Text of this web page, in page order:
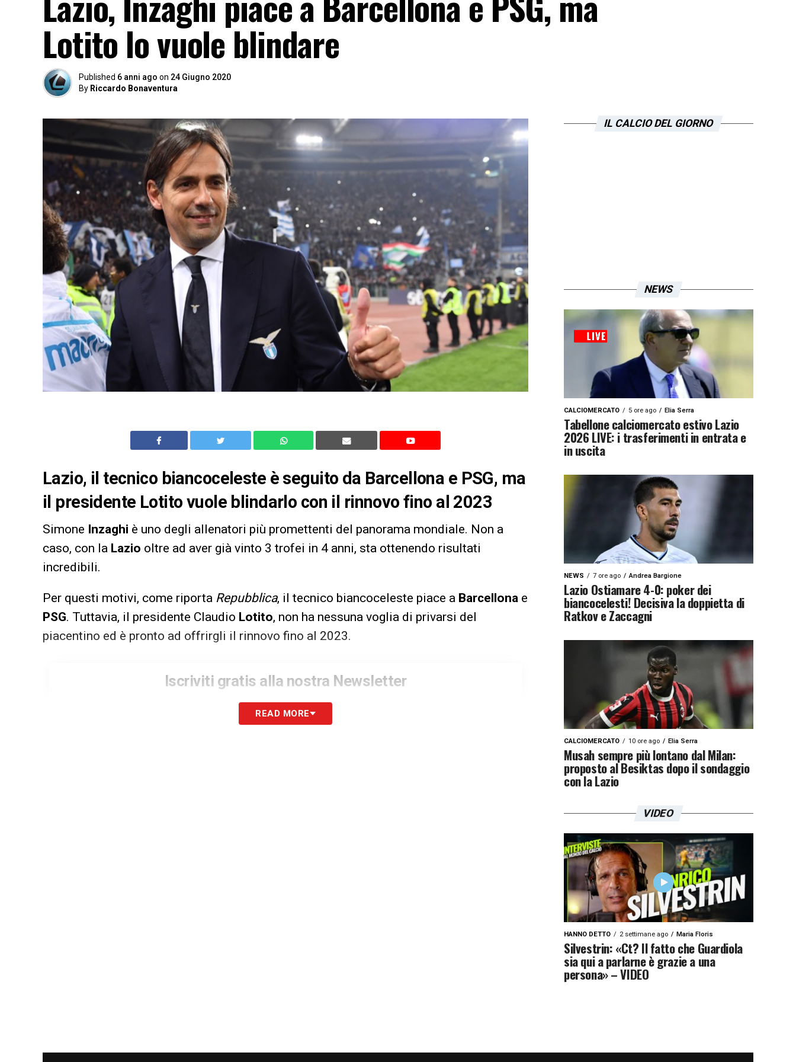
Lotito lo vuole blindare
Published 6 anni ago on 24 Giugno 2020
By Riccardo Bonaventura
Lazio, il tecnico biancoceleste è seguito da Barcellona e PSG, ma
il presidente Lotito vuole blindarlo con il rinnovo fino al 2023
Simone Inzaghi è uno degli allenatori più promettenti del panorama mondiale. Non a
caso, con la Lazio oltre ad aver già vinto 3 trofei in 4 anni, sta ottenendo risultati
incredibili.
Per questi motivi, come riporta Repubblica, il tecnico biancoceleste piace a Barcellona e
PSG. Tuttavia, il presidente Claudio Lotito, non ha nessuna voglia di privarsi del
piacentino ed è pronto ad offrirgli il rinnovo fino al 2023.
Iscriviti gratis alla nostra Newsletter
ISCRIVIMI
READ MORE
IL CALCIO DEL GIORNO
NEWS
CALCIOMERCATO 5 ore ago Elia Serra
Tabellone calciomercato estivo Lazio
2026 LIVE: i trasferimenti in entrata e
in uscita
NEWS 7 ore ago Andrea Bargione
Lazio Ostiamare 4-0: poker dei
biancocelesti! Decisiva la doppietta di
Ratkov e Zaccagni
CALCIOMERCATO 10 ore ago Elia Serra
Musah sempre più lontano dal Milan:
proposto al Besiktas dopo il sondaggio
con la Lazio
VIDEO
HANNO DETTO 2 settimane ago Maria Floris
Silvestrin: «Ct? Il fatto che Guardiola
sia qui a parlarne è grazie a una
persona» – VIDEO